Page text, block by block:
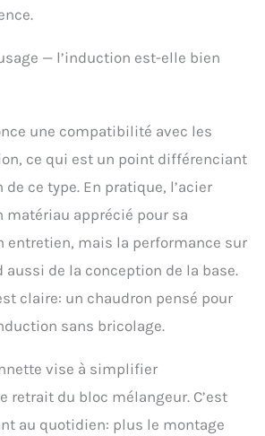
— l’induction est-elle bien
une compatibilité avec les
ce qui est un point différenciant
ce type. En pratique, l’acier
matériau apprécié pour sa
entretien, mais la performance sur
de la conception de la base.
claire: un chaudron pensé pour
sans bricolage.
vise à simplifier
retrait du bloc mélangeur. C’est
au quotidien: plus le montage